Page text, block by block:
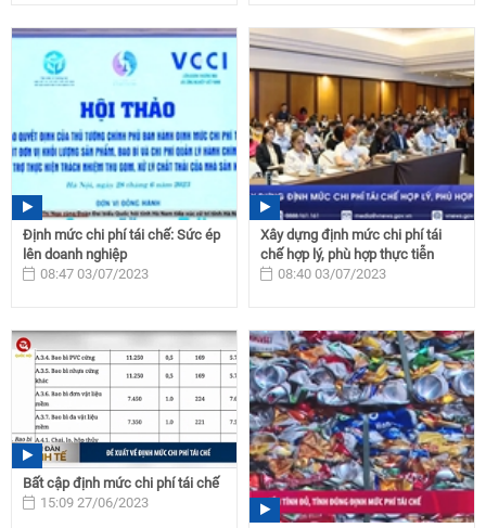
Định mức chi phí tái chế: Sức ép
lên doanh nghiệp
08:47 03/07/2023
Xây dựng định mức chi phí tái
chế hợp lý, phù hợp thực tiễn
08:40 03/07/2023
Bất cập định mức chi phí tái chế
15:09 27/06/2023